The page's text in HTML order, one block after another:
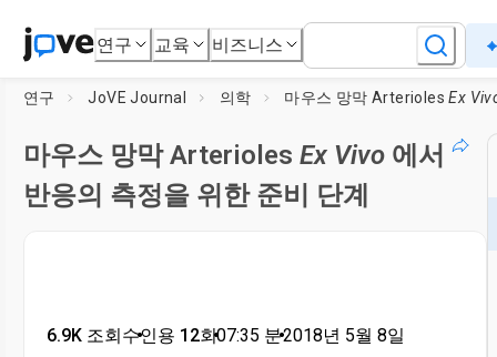
연구 교육 비즈니스
연구 JoVE Journal 의학 마우스 망막 ArteriolesEx
마우스 망막 Arterioles Ex Vivo 에서
반응의 측정을 위한 준비 단계
6.9K 조회수•인용 12회•07:35 분•2018년 5월 8일